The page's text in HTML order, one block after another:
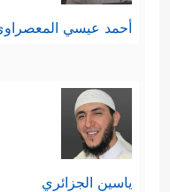
أحمد عيسي
ياسين الجزائري